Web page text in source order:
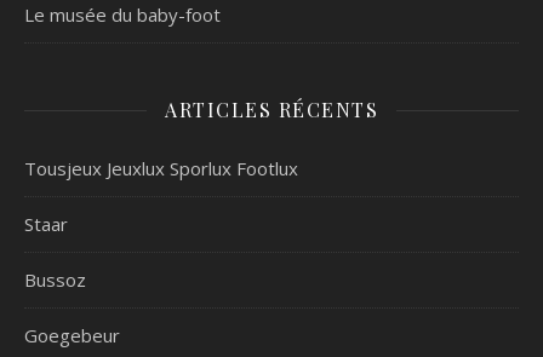
Le musée du baby-foot
ARTICLES RÉCENTS
Tousjeux Jeuxlux Sporlux Footlux
Staar
Bussoz
Goegebeur